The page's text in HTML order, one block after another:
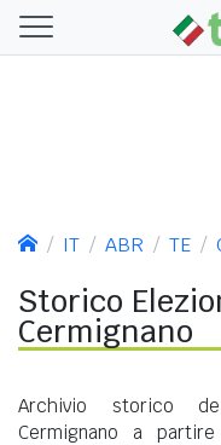
IT ABR TE
Storico
Cermignano
Archivio storico
Cermignano a